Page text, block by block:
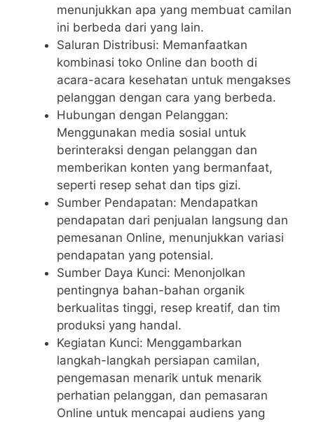
menunjukkan apa yang membuat camilan
ini berbeda dari yang lain.
Saluran Distribusi: Memanfaatkan
kombinasi toko Online dan booth di
acara-acara kesehatan untuk mengakses
pelanggan dengan cara yang berbeda.
Hubungan dengan Pelanggan:
Menggunakan media sosial untuk
berinteraksi dengan pelanggan dan
memberikan konten yang bermanfaat,
seperti resep sehat dan tips gizi.
Sumber Pendapatan: Mendapatkan
pendapatan dari penjualan langsung dan
pemesanan Online, menunjukkan variasi
pendapatan yang potensial.
Sumber Daya Kunci: Menonjolkan
pentingnya bahan-bahan organik
berkualitas tinggi, resep kreatif, dan tim
produksi yang handal.
Kegiatan Kunci: Menggambarkan
langkah-langkah persiapan camilan,
pengemasan menarik untuk menarik
perhatian pelanggan, dan pemasaran
Online untuk mencapai audiens yang